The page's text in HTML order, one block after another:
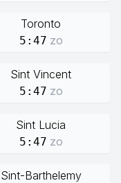
Toronto
5:47 zo
Sint Vincent
5:47 zo
Sint Lucia
5:47 zo
Sint-Barthelemy